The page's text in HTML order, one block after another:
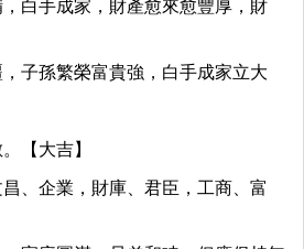
白手成家，財產愈來愈豐厚，財
子孫繁榮富貴強，白手成家立大
【大吉】
、企業，財庫、君臣，工商、富